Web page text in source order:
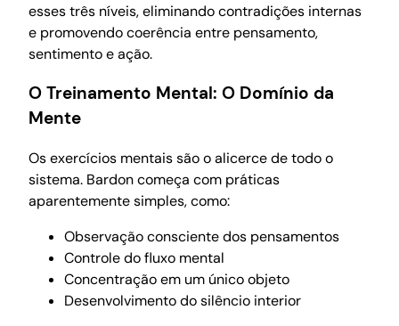
esses três níveis, eliminando contradições internas
e promovendo coerência entre pensamento,
sentimento e ação.
O Treinamento Mental: O Domínio da
Mente
Os exercícios mentais são o alicerce de todo o
sistema. Bardon começa com práticas
aparentemente simples, como:
Observação consciente dos pensamentos
Controle do fluxo mental
Concentração em um único objeto
Desenvolvimento do silêncio interior